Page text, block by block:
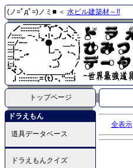
(ノ=ﾟдﾟ=)ノミ■ ＜ 水ビル建築材～!!
トップページ
ドラえもん
道具データベース
ドラえもんクイズ
全表示